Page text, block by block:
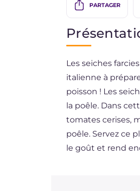
PARTAGER
Les seiches
italienne à
poisson ! Les
la poêle. Dans
tomates cerises,
poêle. Servez ce
le goût et rend